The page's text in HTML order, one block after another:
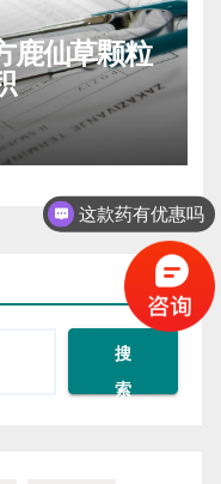
鹿仙草颗粒
搜
索
这款药有优惠吗